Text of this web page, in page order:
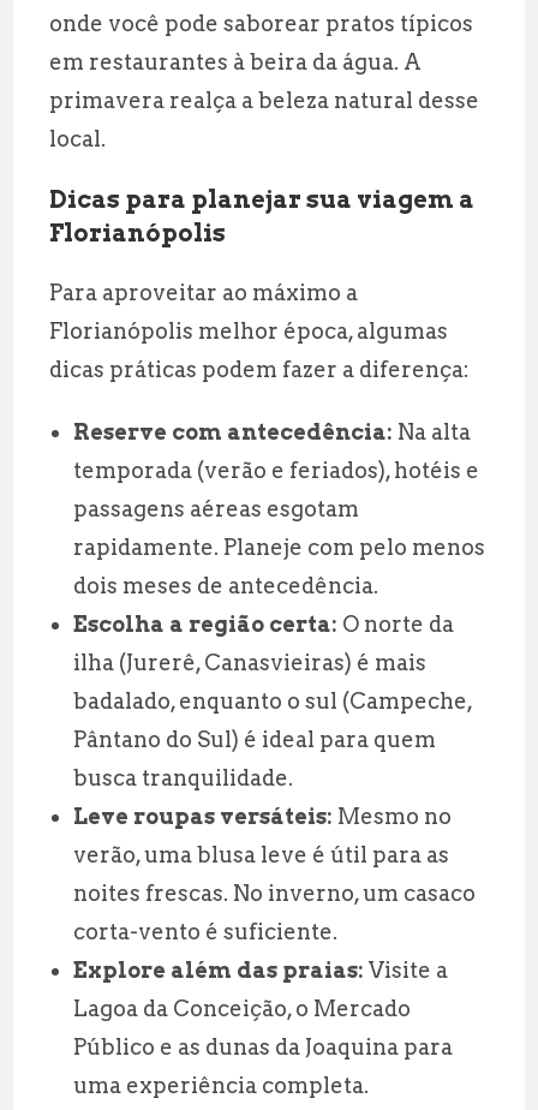
onde você pode saborear pratos típicos
em restaurantes à beira da água. A
primavera realça a beleza natural desse
local.
Dicas para planejar sua viagem a
Florianópolis
Para aproveitar ao máximo a
Florianópolis melhor época, algumas
dicas práticas podem fazer a diferença:
Reserve com antecedência: Na alta
temporada (verão e feriados), hotéis e
passagens aéreas esgotam
rapidamente. Planeje com pelo menos
dois meses de antecedência.
Escolha a região certa: O norte da
ilha (Jurerê, Canasvieiras) é mais
badalado, enquanto o sul (Campeche,
Pântano do Sul) é ideal para quem
busca tranquilidade.
Leve roupas versáteis: Mesmo no
verão, uma blusa leve é útil para as
noites frescas. No inverno, um casaco
corta-vento é suficiente.
Explore além das praias: Visite a
Lagoa da Conceição, o Mercado
Público e as dunas da Joaquina para
uma experiência completa.